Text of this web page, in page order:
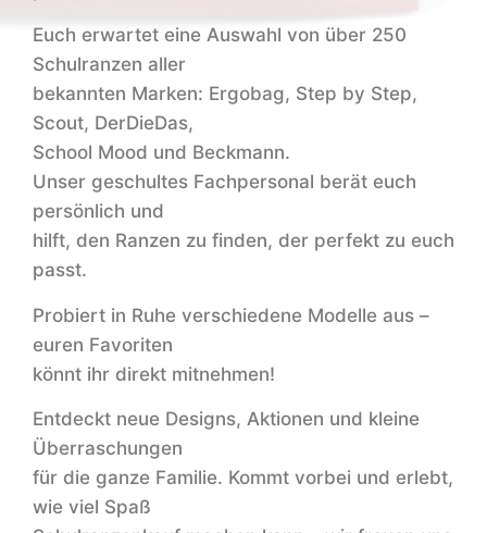
Euch erwartet eine Auswahl von über 250
Schulranzen aller
bekannten Marken: Ergobag, Step by Step,
Scout, DerDieDas,
School Mood und Beckmann.
Unser geschultes Fachpersonal berät euch
persönlich und
hilft, den Ranzen zu finden, der perfekt zu euch
passt.
Probiert in Ruhe verschiedene Modelle aus –
euren Favoriten
könnt ihr direkt mitnehmen!
Entdeckt neue Designs, Aktionen und kleine
Überraschungen
für die ganze Familie. Kommt vorbei und erlebt,
wie viel Spaß